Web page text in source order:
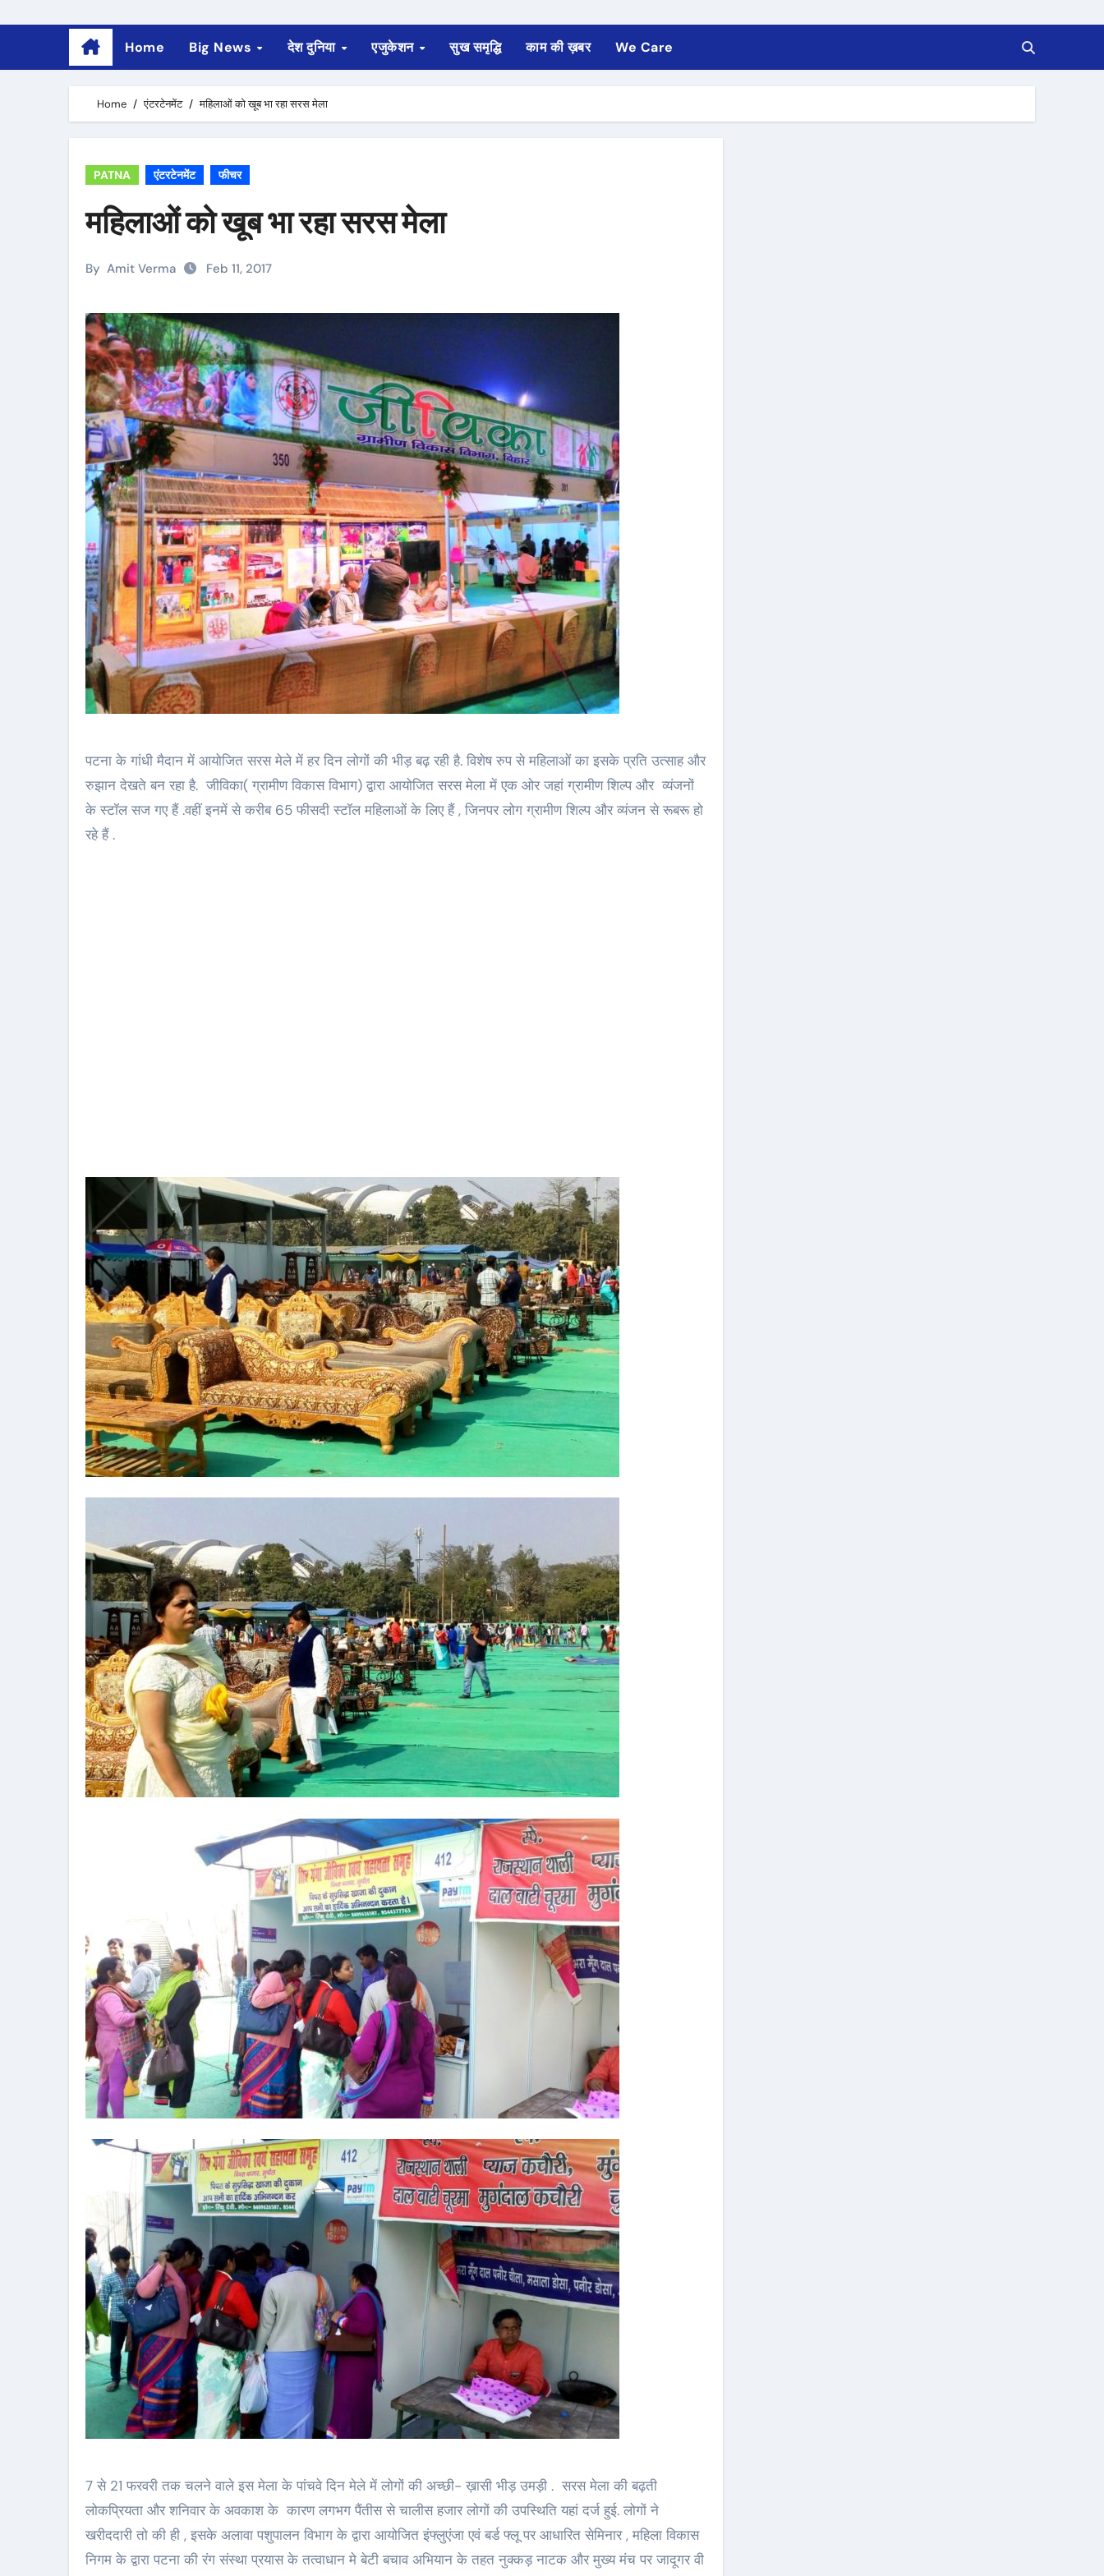
Home Big News देश दुनिया एजुकेशन सुख समृद्धि काम की ख़बर We Care
Home एंटरटेनमेंट महिलाओं को खूब भा रहा सरस मेला
PATNA एंटरटेनमेंट फीचर
महिलाओं को खूब भा रहा सरस मेला
By Amit Verma Feb 11, 2017
पटना के गांधी मैदान में आयोजित सरस मेले में हर दिन लोगों की भीड़ बढ़ रही है. विशेष रुप से महिलाओं का इसके प्रति उत्साह और
रुझान देखते बन रहा है. जीविका( ग्रामीण विकास विभाग) द्वारा आयोजित सरस मेला में एक ओर जहां ग्रामीण शिल्प और व्यंजनों
के स्टॉल सज गए हैं .वहीं इनमें से करीब 65 फीसदी स्टॉल महिलाओं के लिए हैं , जिनपर लोग ग्रामीण शिल्प और व्यंजन से रूबरू हो
रहे हैं .
7 से 21 फरवरी तक चलने वाले इस मेला के पांचवे दिन मेले में लोगों की अच्छी- ख़ासी भीड़ उमड़ी . सरस मेला की बढ़ती
लोकप्रियता और शनिवार के अवकाश के कारण लगभग पैंतीस से चालीस हजार लोगों की उपस्थिति यहां दर्ज हुई. लोगों ने
खरीददारी तो की ही , इसके अलावा पशुपालन विभाग के द्वारा आयोजित इंफ्लुएंजा एवं बर्ड फ्लू पर आधारित सेमिनार , महिला विकास
निगम के द्वारा पटना की रंग संस्था प्रयास के तत्वाधान मे बेटी बचाव अभियान के तहत नुक्कड़ नाटक और मुख्य मंच पर जादूगर वी